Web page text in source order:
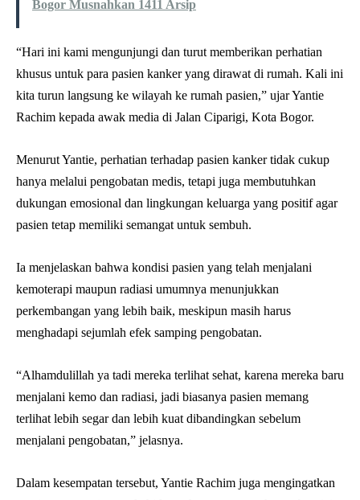
Bogor Musnahkan 1411 Arsip
“Hari ini kami mengunjungi dan turut memberikan perhatian
khusus untuk para pasien kanker yang dirawat di rumah. Kali ini
kita turun langsung ke wilayah ke rumah pasien,” ujar Yantie
Rachim kepada awak media di Jalan Ciparigi, Kota Bogor.
Menurut Yantie, perhatian terhadap pasien kanker tidak cukup
hanya melalui pengobatan medis, tetapi juga membutuhkan
dukungan emosional dan lingkungan keluarga yang positif agar
pasien tetap memiliki semangat untuk sembuh.
Ia menjelaskan bahwa kondisi pasien yang telah menjalani
kemoterapi maupun radiasi umumnya menunjukkan
perkembangan yang lebih baik, meskipun masih harus
menghadapi sejumlah efek samping pengobatan.
“Alhamdulillah ya tadi mereka terlihat sehat, karena mereka baru
menjalani kemo dan radiasi, jadi biasanya pasien memang
terlihat lebih segar dan lebih kuat dibandingkan sebelum
menjalani pengobatan,” jelasnya.
Dalam kesempatan tersebut, Yantie Rachim juga mengingatkan